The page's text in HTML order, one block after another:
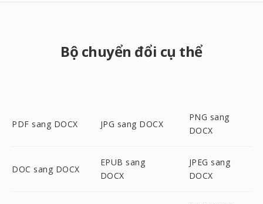
Bộ chuyển đổi cụ thể
PDF sang DOCX JPG sang DOCX
PNG sang
DOCX
DOC sang DOCX
EPUB sang
DOCX
JPEG sang
DOCX